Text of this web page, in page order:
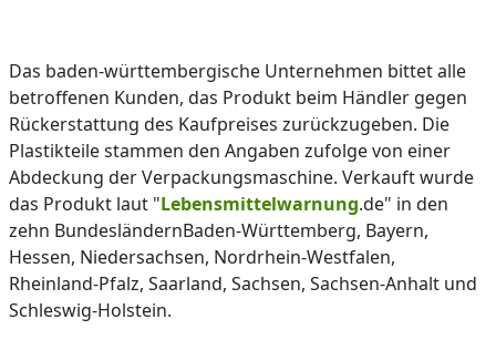
Das baden-württembergische Unternehmen bittet alle
betroffenen Kunden, das Produkt beim Händler gegen
Rückerstattung des Kaufpreises zurückzugeben. Die
Plastikteile stammen den Angaben zufolge von einer
Abdeckung der Verpackungsmaschine. Verkauft wurde
das Produkt laut "Lebensmittelwarnung.de" in den
zehn BundesländernBaden-Württemberg, Bayern,
Hessen, Niedersachsen, Nordrhein-Westfalen,
Rheinland-Pfalz, Saarland, Sachsen, Sachsen-Anhalt und
Schleswig-Holstein.